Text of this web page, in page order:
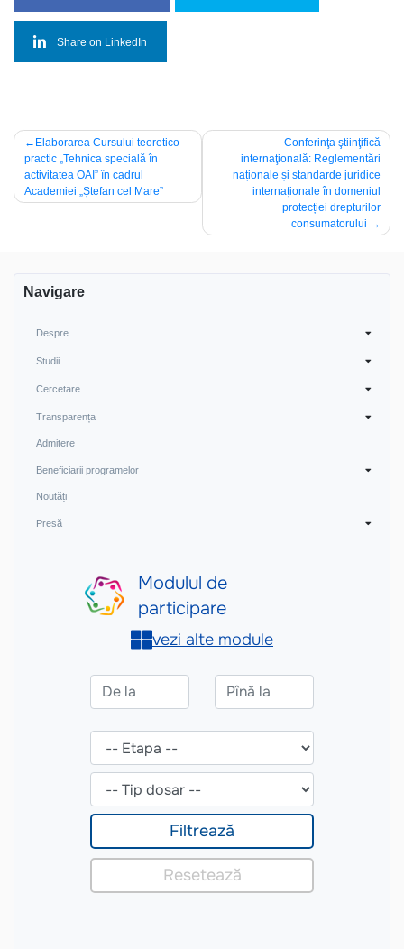
Share on LinkedIn
Navigare
în
articole
Elaborarea Cursului teoretico-
practic „Tehnica specială în
activitatea OAI” în cadrul
Academiei „Ștefan cel Mare”
Conferinţa ştiinţifică
internaţională: Reglementări
naționale și standarde juridice
internaționale în domeniul
protecției drepturilor
consumatorului
Navigare
Despre
Studii
Cercetare
Transparența
Admitere
Beneficiarii programelor
Noutăți
Presă